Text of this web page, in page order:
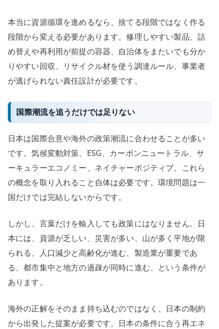
本当に資源循環を進めるなら、捨てる段階ではなく作る
段階から変える必要があります。修理しやすい製品、詰
め替えや再利用が前提の容器、自治体をまたいでも分か
りやすい回収、リサイクル材を使う調達ルール、事業者
が逃げられない責任設計が必要です。
国際潮流を追うだけでは足りない
日本は国際合意や海外の政策潮流に合わせることが多い
です。気候変動対策、ESG、カーボンニュートラル、サ
ーキュラーエコノミー、ネイチャーポジティブ。これら
の概念を取り入れること自体は必要です。環境問題は一
国だけでは完結しないからです。
しかし、言葉だけを輸入しても政策にはなりません。日
本には、資源が乏しい、災害が多い、山が多く平地が限
られる、人口減少と高齢化が進む、製造業が重要であ
る、都市集中と地方の過疎が同時に進む、という条件が
あります。
海外の正解をそのまま持ち込むのではなく、日本の制約
から出発した提案が必要です。日本の条件に合う再エネ